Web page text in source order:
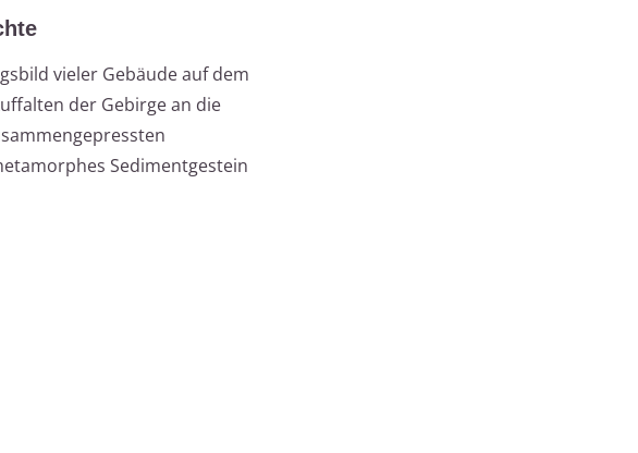
vieler Gebäude auf dem
der Gebirge an die
Sedimentgestein